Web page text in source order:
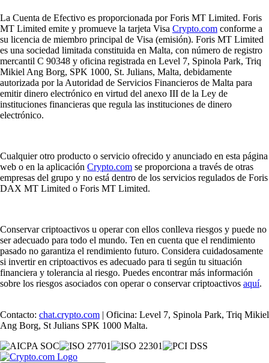
La Cuenta de Efectivo es proporcionada por Foris MT Limited. Foris
MT Limited emite y promueve la tarjeta Visa Crypto.com conforme a
su licencia de miembro principal de Visa (emisión). Foris MT Limited
es una sociedad limitada constituida en Malta, con número de registro
mercantil C 90348 y oficina registrada en Level 7, Spinola Park, Triq
Mikiel Ang Borg, SPK 1000, St. Julians, Malta, debidamente
autorizada por la Autoridad de Servicios Financieros de Malta para
emitir dinero electrónico en virtud del anexo III de la Ley de
instituciones financieras que regula las instituciones de dinero
electrónico.
Cualquier otro producto o servicio ofrecido y anunciado en esta página
web o en la aplicación Crypto.com se proporciona a través de otras
empresas del grupo y no está dentro de los servicios regulados de Foris
DAX MT Limited o Foris MT Limited.
Conservar criptoactivos u operar con ellos conlleva riesgos y puede no
ser adecuado para todo el mundo. Ten en cuenta que el rendimiento
pasado no garantiza el rendimiento futuro. Considera cuidadosamente
si invertir en criptoactivos es adecuado para ti según tu situación
financiera y tolerancia al riesgo. Puedes encontrar más información
sobre los riesgos asociados con operar o conservar criptoactivos aquí.
Contacto: chat.crypto.com | Oficina: Level 7, Spinola Park, Triq Mikiel
Ang Borg, St Julians SPK 1000 Malta.